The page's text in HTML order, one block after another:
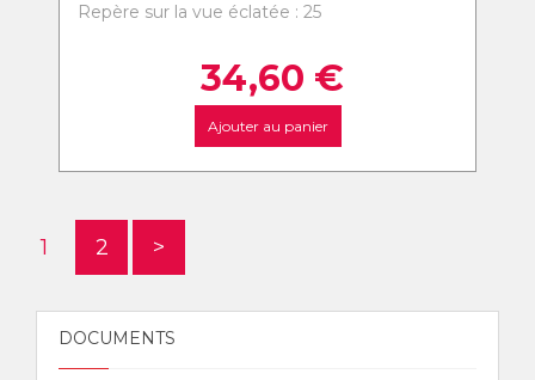
Repère sur la vue éclatée : 25
34,60 €
Ajouter au panier
1 2 >
DOCUMENTS